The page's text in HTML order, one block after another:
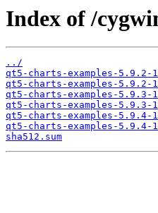
Index of /
../
qt5-charts-examples-5.9.2-
qt5-charts-examples-
qt5-charts-examples-5.9.3-
qt5-charts-examples-
qt5-charts-examples-5.9.4-
qt5-charts-examples-
sha512.sum